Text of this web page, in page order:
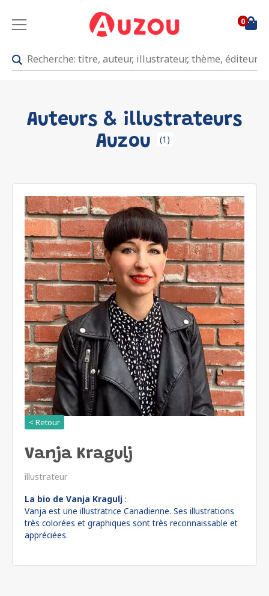
0
Auteurs & illustrateurs
Auzou
(1)
< Retour
Vanja Kragulj
illustrateur
La bio de Vanja Kragulj :
Vanja est une illustratrice Canadienne. Ses illustrations
très colorées et graphiques sont très reconnaissable et
appréciées.